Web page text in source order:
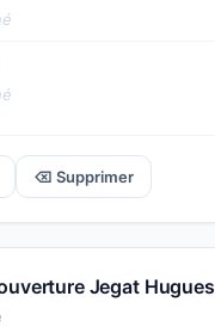
⌫ Supprimer
Jegat Hugues